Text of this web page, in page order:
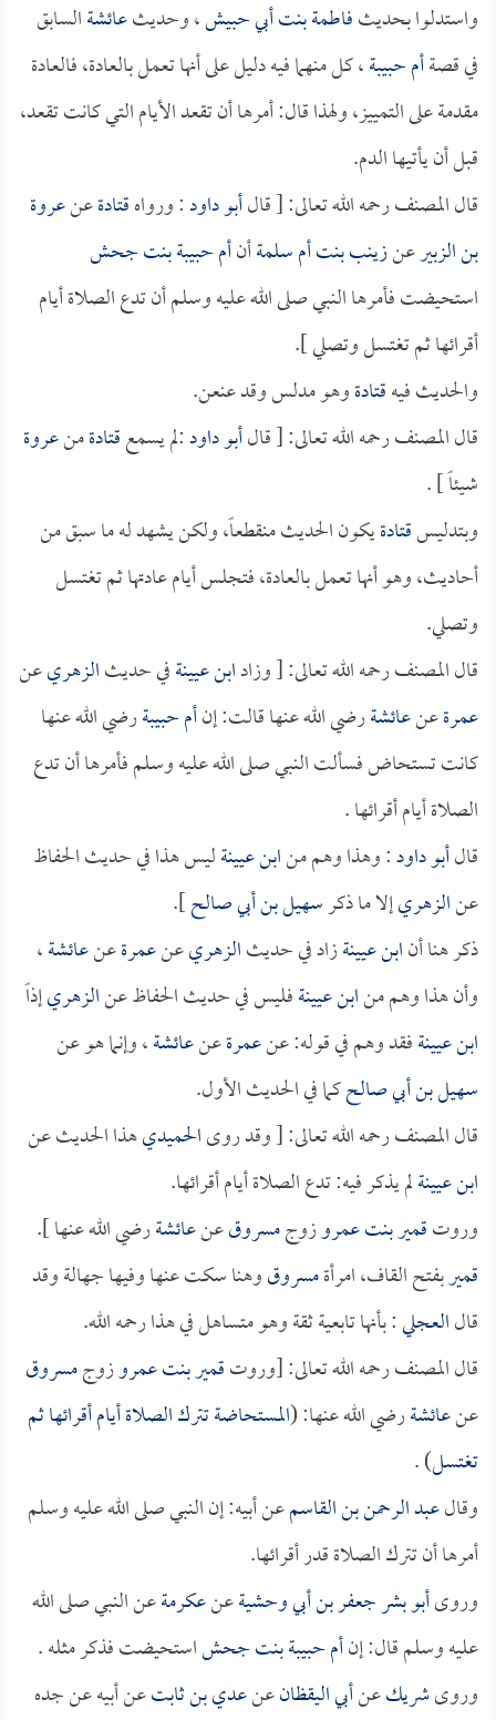
واستدلوا بحديثفاطمة بنت أبي حبيش، وحديثعائشةالسابق
في قصةأم حبيبة، كل منهما فيه دليل على أنها تعمل بالعادة، فالعادة
مقدمة على التمييز، ولهذا قال: أمرها أن تقعد الأيام التي كانت تقعد،
قبل أن يأتيها الدم.
قال المصنف رحمه الله تعالى: [ قالأبو داود: ورواهقتادةعنعروة
بن الزبيرعنزينب بنت أم سلمةأنأم حبيبة بنت جحش
استحيضت فأمرها النبي صلى الله عليه وسلم أن تدع الصلاة أيام
أقرائها ثم تغتسل وتصلي ].
والحديث فيهقتادةوهو مدلس وقد عنعن.
قال المصنف رحمه الله تعالى: [ قالأبو داود:لم يسمعقتادةمنعروة
شيئاً ] .
وبتدليسقتادةيكون الحديث منقطعاً، ولكن يشهد له ما سبق من
أحاديث، وهو أنها تعمل بالعادة، فتجلس أيام عادتها ثم تغتسل
وتصلي.
قال المصنف رحمه الله تعالى: [ وزادابن عيينةفي حديثالزهريعن
عمرةعنعائشةرضي الله عنها قالت: إنأم حبيبةرضي الله عنها
كانت تستحاض فسألت النبي صلى الله عليه وسلم فأمرها أن تدع
الصلاة أيام أقرائها .
قالأبو داود: وهذا وهم منابن عيينةليس هذا في حديث الحفاظ
عنالزهريإلا ما ذكرسهيل بن أبي صالح].
ذكر هنا أنابن عيينةزاد في حديثالزهريعنعمرةعنعائشة،
وأن هذا وهم منابن عيينةفليس في حديث الحفاظ عنالزهريإذاً
ابن عيينةفقد وهم في قوله: عنعمرةعنعائشة، وإنما هو عن
سهيل بن أبي صالحكما في الحديث الأول.
قال المصنف رحمه الله تعالى: [ وقد روىالحميديهذا الحديث عن
ابن عيينةلم يذكر فيه: تدع الصلاة أيام أقرائها.
وروتقمير بنت عمروزوجمسروقعنعائشةرضي الله عنها ].
قميربفتح القاف، امرأةمسروقوهنا سكت عنها وفيها جهالة وقد
قالالعجلي: بأنها تابعية ثقة وهو متساهل في هذا رحمه الله.
قال المصنف رحمه الله تعالى: [وروتقمير بنت عمروزوجمسروق
عنعائشةرضي الله عنها: (المستحاضة تترك الصلاة أيام أقرائها ثم
تغتسل) .
وقالعبد الرحمن بن القاسمعن أبيه: إن النبي صلى الله عليه وسلم
أمرها أن تترك الصلاة قدر أقرائها.
وروىأبو بشر جعفر بن أبي وحشيةعنعكرمةعن النبي صلى الله
عليه وسلم قال: إنأم حبيبة بنت جحشاستحيضت فذكر مثله .
وروىشريكعنأبي اليقظانعنعدي بن ثابتعن أبيه عن جده